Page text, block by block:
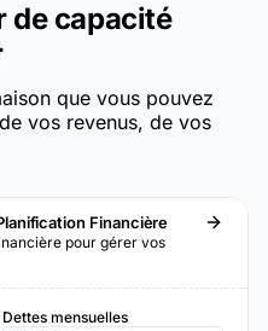
de capacité
que vous pouvez
vos revenus, de vos
Financière
pour gérer vos
Dettes mensuelles